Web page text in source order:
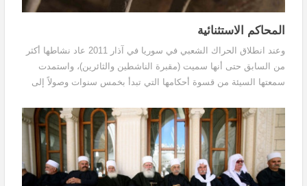
المحاكم الاستثنائية
وعند انطلاق الحراك الشعبي في سوريا في آذار 2011 عاد نشاطها أكثر
من السابق حتى أنها سميت (مقبرة الناشطين والثائرين)، واستمدت
سمعتها السيئة من قسوة أحكامها التي تبدأ بخمس سنوات وصولاً إلى